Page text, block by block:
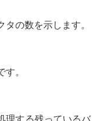
の数を示します。
。
理する残っているバ